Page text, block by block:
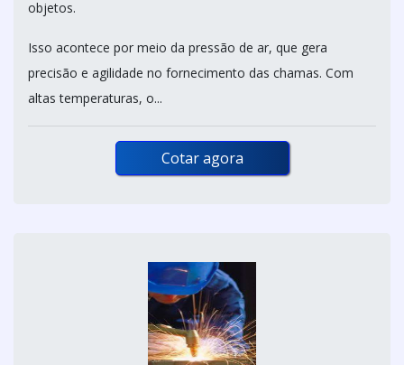
objetos.
Isso acontece por meio da pressão de ar, que gera
precisão e agilidade no fornecimento das chamas. Com
altas temperaturas, o...
Cotar agora